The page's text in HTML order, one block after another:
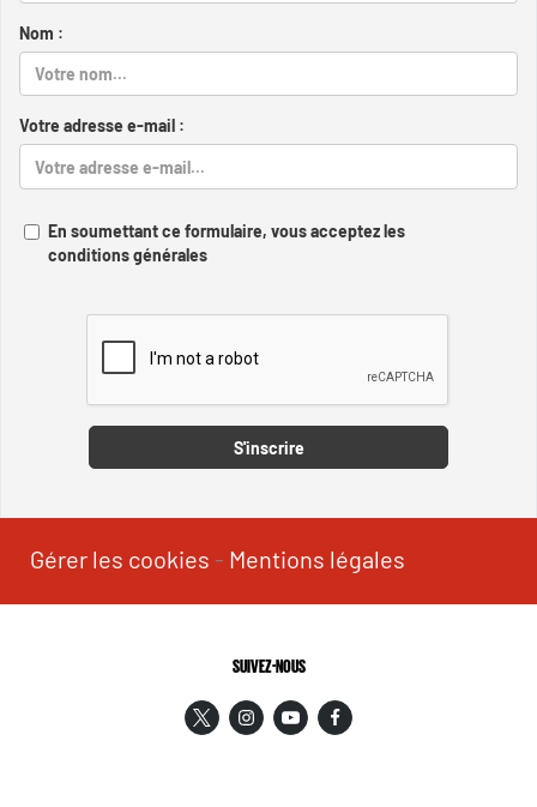
Nom :
Votre adresse e-mail :
En soumettant ce formulaire, vous acceptez les
conditions générales
S'inscrire
Gérer les cookies - Mentions légales
SUIVEZ-NOUS